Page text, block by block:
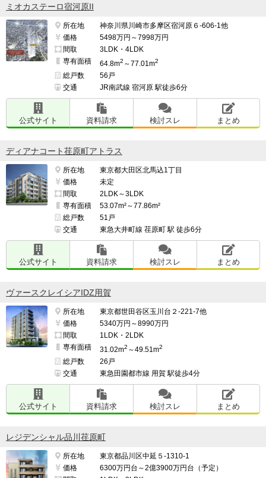
ミオカステーロ宿河原II
所在地
神奈川県川崎市多摩区宿河原６-606-1他
価格
5498万円～7998万円
間取
3LDK・4LDK
専有面積
64.8m2 ～77.01m2
総戸数
56戸
交通
JR南武線 宿河原 駅徒歩6分
公式サイト 資料請求 検討スレ まとめ
ディアナコート荏原町アトラス
所在地
東京都大田区北馬込1丁目
価格
未定
間取
2LDK～3LDK
専有面積
53.07m²～77.86m²
総戸数
51戸
交通
東急大井町線 荏原町 駅 徒歩6分
公式サイト 資料請求 検討スレ まとめ
ヴァースクレイシアIDZ用賀
所在地
東京都世田谷区玉川台２-221-7他
価格
5340万円～8990万円
間取
1LDK・2LDK
専有面積
31.02m2 ～49.51m2
総戸数
26戸
交通
東急田園都市線 用賀 駅徒歩4分
公式サイト 資料請求 検討スレ まとめ
レジデンシャル品川荏原町
所在地
東京都品川区中延５-1310-1
価格
6300万円台～2億3900万円台（予定）